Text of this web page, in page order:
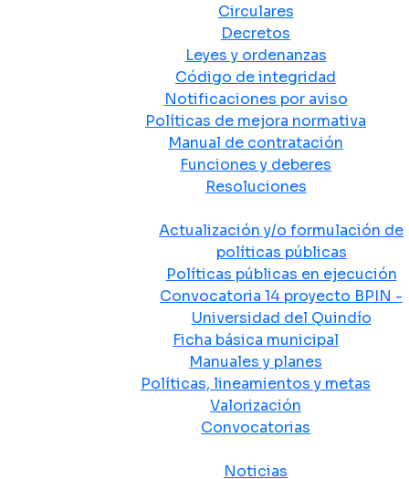
Circulares
Decretos
Leyes y ordenanzas
Código de integridad
Notificaciones por aviso
Políticas de mejora normativa
Manual de contratación
Funciones y deberes
Resoluciones
Actualización y/o formulación de
políticas públicas
Políticas públicas en ejecución
Convocatoria 14 proyecto BPIN -
Universidad del Quindío
Ficha básica municipal
Manuales y planes
Políticas, lineamientos y metas
Valorización
Convocatorias
Noticias